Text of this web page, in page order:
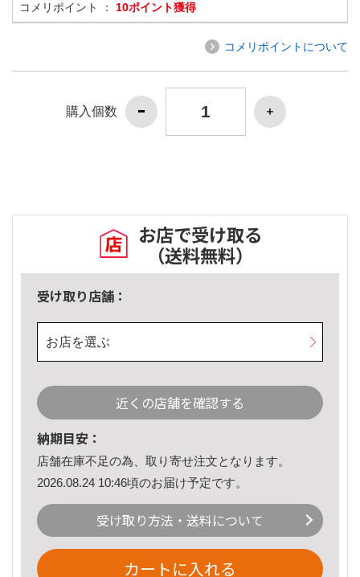
コメリポイント ： 10ポイント獲得
コメリポイントについて
購入個数
お店で受け取る
（送料無料）
受け取り店舗：
お店を選ぶ
近くの店舗を確認する
納期目安：
店舗在庫不足の為、取り寄せ注文となります。
2026.08.24 10:46頃のお届け予定です。
受け取り方法・送料について
カートに入れる